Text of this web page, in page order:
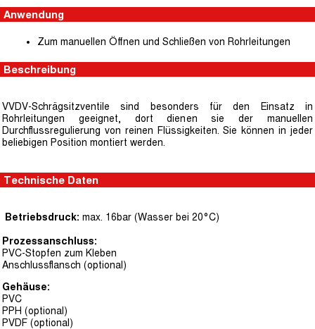
Anwendung
Zum manuellen Öffnen und Schließen von Rohrleitungen
Beschreibung
VVDV-Schrägsitzventile sind besonders für den Einsatz in
Rohrleitungen geeignet, dort dienen sie der manuellen
Durchflussregulierung von reinen Flüssigkeiten. Sie können in jeder
beliebigen Position montiert werden.
Technische Daten
Betriebsdruck: max. 16bar (Wasser bei 20°C)
Prozessanschluss:
PVC-Stopfen zum Kleben
Anschlussflansch (optional)
Gehäuse:
PVC
PPH (optional)
PVDF (optional)